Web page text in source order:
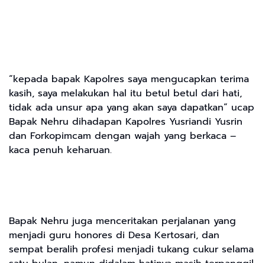
“kepada bapak Kapolres saya mengucapkan terima
kasih, saya melakukan hal itu betul betul dari hati,
tidak ada unsur apa yang akan saya dapatkan” ucap
Bapak Nehru dihadapan Kapolres Yusriandi Yusrin
dan Forkopimcam dengan wajah yang berkaca –
kaca penuh keharuan.
Bapak Nehru juga menceritakan perjalanan yang
menjadi guru honores di Desa Kertosari, dan
sempat beralih profesi menjadi tukang cukur selama